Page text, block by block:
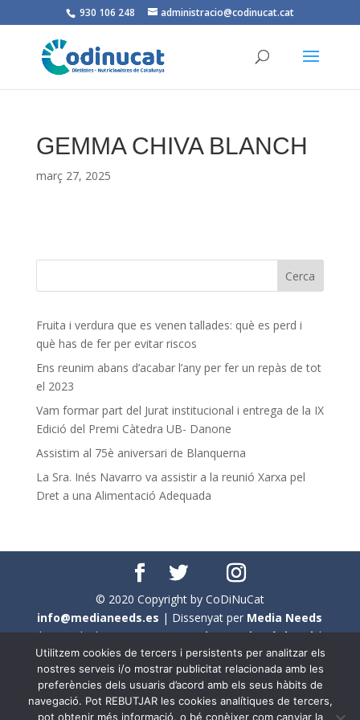
930 106 248 administracio@codinucat.cat
GEMMA CHIVA BLANCH
març 27, 2025
Fruita i verdura que es venen tallades: què es perd i
què has de fer per evitar riscos
Ens reunim abans d’acabar l’any per fer un repàs de tot
el 2023
Vam formar part del Jurat institucional i entrega de la IX
Edició del Premi Càtedra UB- Danone
Assistim al 75è aniversari de Blanquerna
La Sra. Inés Navarro va assistir a la reunió Xarxa pel
Dret a una Alimentació Adequada
© 2020 Copyright by CoDiNuCat
info@medianeeds.es | Dissenyat per Media Needs
| Tots els drets reservats aCoDiNuCat |Avís legal|
Avís per cookies
En aquest web s'ha tingut en compte l'ús no sexista del
llenguatge. No obstant això, i a causa de la seva
Utilitzem cookies de tercers i persistents per analitzar els
nostres serveis i/o mostrar publicitat relacionada amb les
preferències dels usuaris d’acord amb els seus hàbits de
navegació. Pot REBUTJAR les cookies analítiques de tercers,
pot obtenir més informació, o bé conèixer com canviar la